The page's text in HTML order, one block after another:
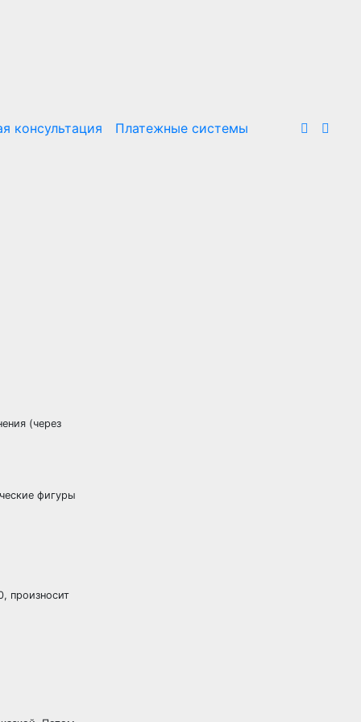
консультация Платежные системы
(через
фигуры
произносит